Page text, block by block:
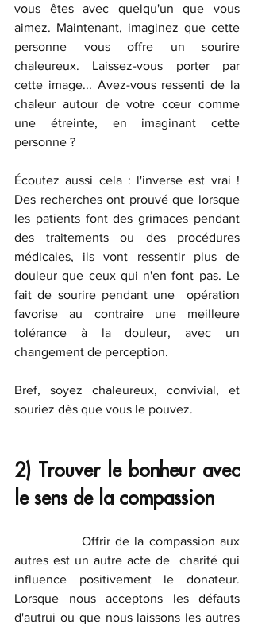
vous êtes avec quelqu'un que vous
aimez. Maintenant, imaginez que cette
personne vous offre un sourire
chaleureux. Laissez-vous porter par
cette image... Avez-vous ressenti de la
chaleur autour de votre cœur comme
une étreinte, en imaginant cette
personne ?
Écoutez aussi cela : l'inverse est vrai !
Des recherches ont prouvé que lorsque
les patients font des grimaces pendant
des traitements ou des procédures
médicales, ils vont ressentir plus de
douleur que ceux qui n'en font pas. Le
fait de sourire pendant une  opération
favorise au contraire une meilleure
tolérance à la douleur, avec un
changement de perception.
Bref, soyez chaleureux, convivial, et
souriez dès que vous le pouvez.
2) Trouver le bonheur avec
le sens de la compassion
autres est un autre acte de  charité qui
influence positivement le donateur.
Lorsque nous acceptons les défauts
d'autrui ou que nous laissons les autres